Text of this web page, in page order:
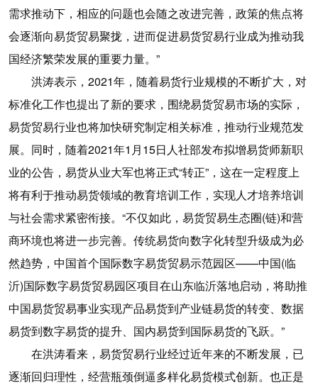
需求推动下，相应的问题也会随之改进完善，政策的焦点将
会逐渐向易货贸易聚拢，进而促进易货贸易行业成为推动我
国经济繁荣发展的重要力量。”
洪涛表示，2021年，随着易货行业规模的不断扩大，对
标准化工作也提出了新的要求，围绕易货贸易市场的实际，
易货贸易行业也将加快研究制定相关标准，推动行业规范发
展。同时，随着2021年1月15日人社部发布拟增易货师新职
业的公告，易货从业大军也将正式“转正”，这在一定程度上
将有利于推动易货领域的教育培训工作，实现人才培养培训
与社会需求紧密衔接。“不仅如此，易货贸易生态圈(链)和营
商环境也将进一步完善。传统易货向数字化转型升级成为必
然趋势，中国首个国际数字易货贸易示范园区——中国(临
沂)国际数字易货贸易园区项目在山东临沂落地启动，将助推
中国易货贸易事业实现产品易货到产业链易货的转变、数据
易货到数字易货的提升、国内易货到国际易货的飞跃。”
在洪涛看来，易货贸易行业经过近年来的不断发展，已
逐渐回归理性，经营瓶颈倒逼多样化易货模式创新。也正是